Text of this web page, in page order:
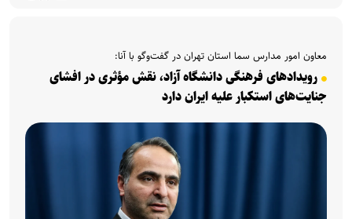
معاون امور مدارس سما استان تهران در گفت‌و‌گو با آنا:
رویدادهای فرهنگی دانشگاه آزاد، نقش مؤثری در افشای
جنایت‌های استکبار علیه ایران دارد